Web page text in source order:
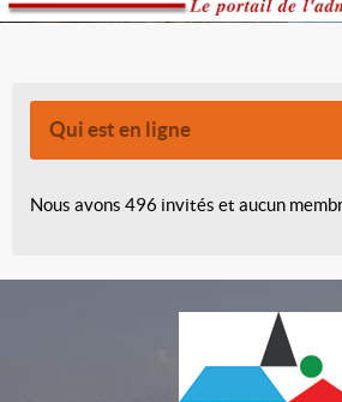
Qui est en ligne
Nous avons 496 invités et aucun